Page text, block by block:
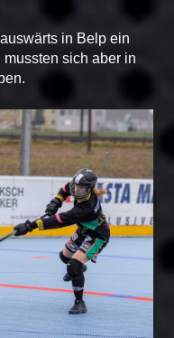
in Belp ein
sich aber in